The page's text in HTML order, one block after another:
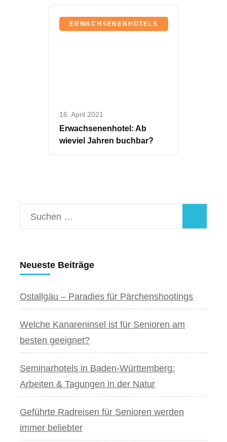
ERWACHSENENHOTELS
16. April 2021
Erwachsenenhotel: Ab
wieviel Jahren buchbar?
Suchen
nach:
Neueste Beiträge
Ostallgäu – Paradies für Pärchenshootings
Welche Kanareninsel ist für Senioren am
besten geeignet?
Seminarhotels in Baden-Württemberg:
Arbeiten & Tagungen in der Natur
Geführte Radreisen für Senioren werden
immer beliebter